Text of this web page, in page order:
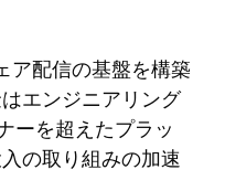
ア配信の基盤を構築
エンジニアリング
ーを超えたプラッ
の取り組みの加速